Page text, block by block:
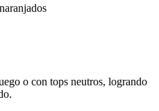
o con tops neutros, logrando